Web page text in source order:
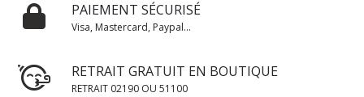
PAIEMENT SÉCURISÉ
Visa, Mastercard, Paypal...
RETRAIT GRATUIT EN BOUTIQUE
RETRAIT 02190 OU 51100